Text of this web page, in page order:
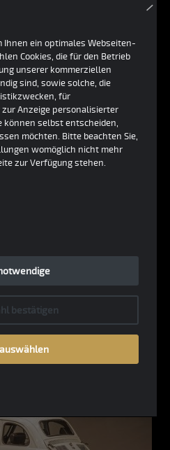
×
Ihnen ein optimales Webseiten-
Cookies, die für den Betrieb
unserer kommerziellen
sind, sowie solche, die
für
Anzeige personalisierter
können selbst entscheiden,
möchten. Bitte beachten Sie,
womöglich nicht mehr
zur Verfügung stehen.
bestätigen